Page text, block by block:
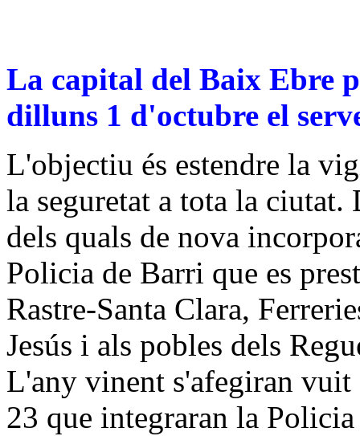
La capital del Baix Ebre
dilluns 1 d'octubre el
L'objectiu és estendre la
la seguretat a tota la ciutat.
dels quals de nova
Policia de Barri que es
Rastre-Santa Clara,
Jesús i als pobles dels
L'any vinent s'afegiran vuit
23 que integraran la